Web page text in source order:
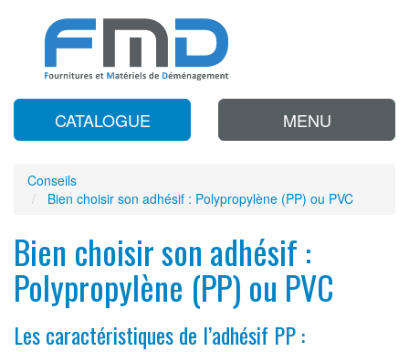
CATALOGUE MENU
Conseils
Bien choisir son adhésif : Polypropylène (PP) ou PVC
Bien choisir son adhésif :
Polypropylène (PP) ou PVC
Les caractéristiques de l’adhésif PP :